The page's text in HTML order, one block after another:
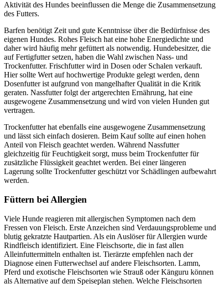
Aktivität des Hundes beeinflussen die Menge die Zusammensetzung
des Futters.
Barfen benötigt Zeit und gute Kenntnisse über die Bedürfnisse des
eigenen Hundes. Rohes Fleisch hat eine hohe Energiedichte und
daher wird häufig mehr gefüttert als notwendig. Hundebesitzer, die
auf Fertigfutter setzen, haben die Wahl zwischen Nass- und
Trockenfutter. Frischfutter wird in Dosen oder Schalen verkauft.
Hier sollte Wert auf hochwertige Produkte gelegt werden, denn
Dosenfutter ist aufgrund von mangelhafter Qualität in die Kritik
geraten. Nassfutter folgt der artgerechten Ernährung, hat eine
ausgewogene Zusammensetzung und wird von vielen Hunden gut
vertragen.
Trockenfutter hat ebenfalls eine ausgewogene Zusammensetzung
und lässt sich einfach dosieren. Beim Kauf sollte auf einen hohen
Anteil von Fleisch geachtet werden. Während Nassfutter
gleichzeitig für Feuchtigkeit sorgt, muss beim Trockenfutter für
zusätzliche Flüssigkeit geachtet werden. Bei einer längeren
Lagerung sollte Trockenfutter geschützt vor Schädlingen aufbewahrt
werden.
Füttern bei Allergien
Viele Hunde reagieren mit allergischen Symptomen nach dem
Fressen von Fleisch. Erste Anzeichen sind Verdauungsprobleme und
blutig gekratzte Hautpartien. Als ein Auslöser für Allergien wurde
Rindfleisch identifiziert. Eine Fleischsorte, die in fast allen
Alleinfuttermitteln enthalten ist. Tierärzte empfehlen nach der
Diagnose einen Futterwechsel auf andere Fleischsorten. Lamm,
Pferd und exotische Fleischsorten wie Strauß oder Känguru können
als Alternative auf dem Speiseplan stehen. Welche Fleischsorten